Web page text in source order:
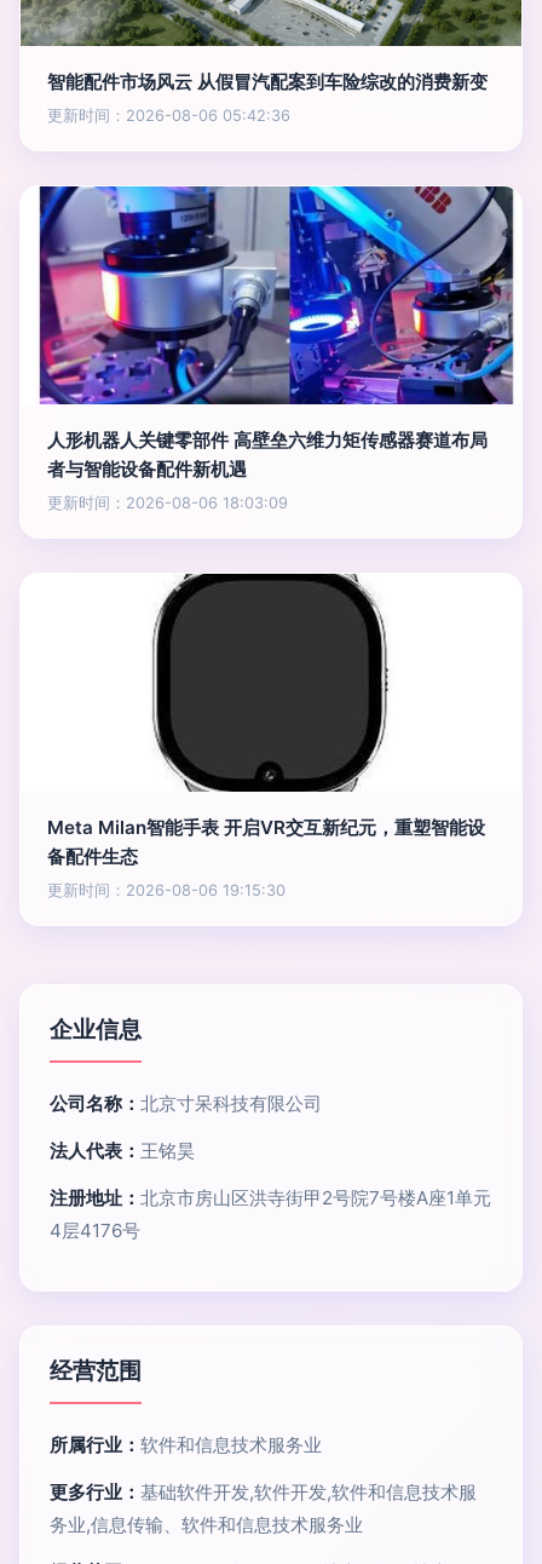
智能配件市场风云 从假冒汽配案到车险综改的消费新变
更新时间：2026-08-06 05:42:36
人形机器人关键零部件 高壁垒六维力矩传感器赛道布局
者与智能设备配件新机遇
更新时间：2026-08-06 18:03:09
Meta Milan智能手表 开启VR交互新纪元，重塑智能设
备配件生态
更新时间：2026-08-06 19:15:30
企业信息
公司名称： 北京寸呆科技有限公司
法人代表： 王铭昊
注册地址： 北京市房山区洪寺街甲2号院7号楼A座1单元
4层4176号
经营范围
所属行业： 软件和信息技术服务业
更多行业： 基础软件开发,软件开发,软件和信息技术服
务业,信息传输、软件和信息技术服务业